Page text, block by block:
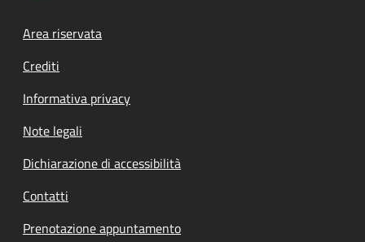
Footer menu
Area riservata
Crediti
Informativa privacy
Note legali
Dichiarazione di accessibilità
Contatti
Prenotazione appuntamento